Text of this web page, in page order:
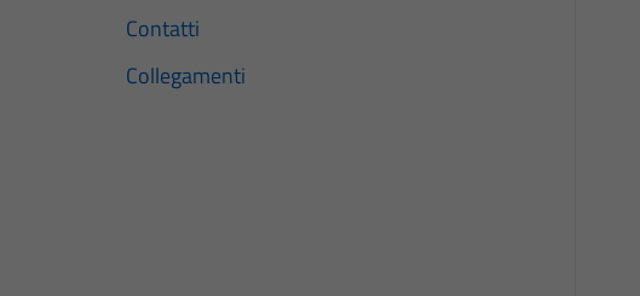
Contatti
Collegamenti